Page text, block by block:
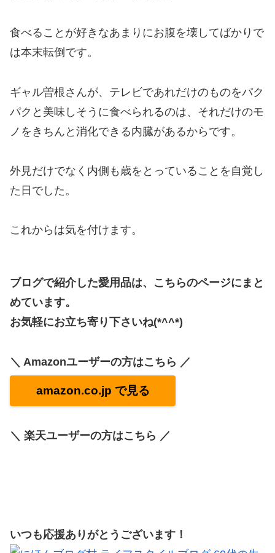
食べることが好きなあまりにお腹を壊してばかりで
は本末転倒です。
ギャル曽根さんが、テレビであれだけのものをパク
パクと美味しそうに食べられるのは、それだけのモ
ノをきちんと消化できる内臓があるからです。
外見だけでなく内側も歳をとっていることを自覚し
た日でした。
これからは気を付けます。
ブログで紹介した愛用品は、こちらのページにまと
めています。
お気軽にお立ち寄り下さいね(*^^*)
＼ Amazonユーザーの方はこちら ／
amazon.co.jp で見る
＼ 楽天ユーザーの方はこちら ／
いつも応援ありがとうございます！